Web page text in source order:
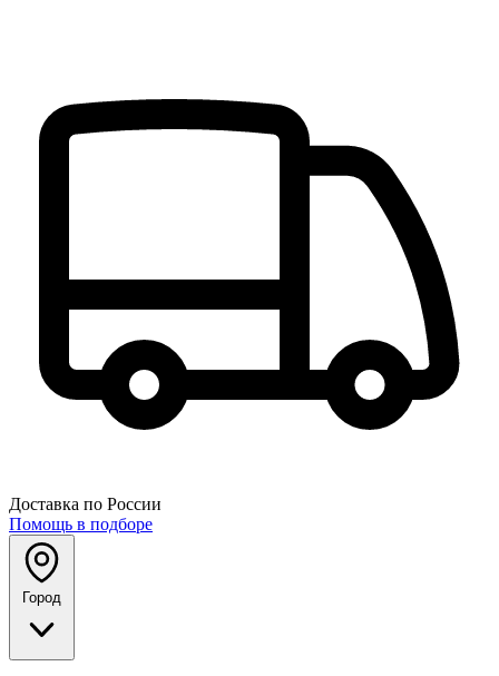
Доставка по России
Помощь в подборе
Город